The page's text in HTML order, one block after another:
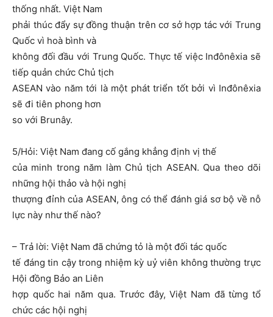
thống nhất. Việt Nam
phải thúc đẩy sự đồng thuận trên cơ sở hợp tác với Trung
Quốc vì hoà bình và
không đối đầu với Trung Quốc. Thực tế việc Inđônêxia sẽ
tiếp quản chức Chủ tịch
ASEAN vào năm tới là một phát triển tốt bởi vì Inđônêxia
sẽ đi tiên phong hơn
so với Brunây.
5/Hỏi: Việt Nam đang cố gắng khẳng định vị thế
của minh trong năm làm Chủ tịch ASEAN. Qua theo dõi
những hội thảo và hội nghị
thượng đỉnh của ASEAN, ông có thể đánh giá sơ bộ về nỗ
lực này như thế nào?
– Trả lời: Việt Nam đã chứng tỏ là một đối tác quốc
tế đáng tin cậy trong nhiệm kỳ uỷ viên không thường trực
Hội đồng Bảo an Liên
hợp quốc hai năm qua. Trước đây, Việt Nam đã từng tổ
chức các hội nghị